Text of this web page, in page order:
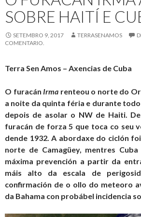
Antillas
castigadas
SOBRE HAITÍ E
SETEMBRO 9, 2017 TERRASENAMOS
COMENTARIO.
Terra Sen Amos – Axencias de Cuba
O furacán Irma renteou o norte do
a noite da quinta féria e durante
depois de asolar o NW de Haiti.
furacán de forza 5 que toca co seu
dende 1932. A abordaxe do ciclón
norte de Camagüey, mentres
máxima prevención a partir da
máis alto da escala de
confirmación de o ollo do meteoro
da Bahama con probábel incidencia